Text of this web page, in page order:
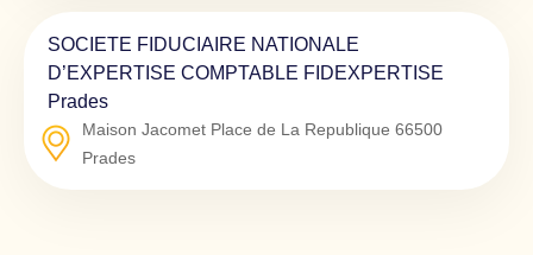
SOCIETE FIDUCIAIRE NATIONALE
D’EXPERTISE COMPTABLE FIDEXPERTISE
Prades
Maison Jacomet Place de La Republique 66500
Prades